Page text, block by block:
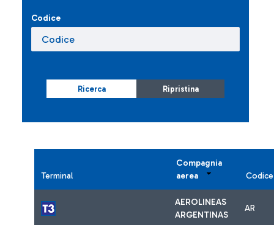
Codice
Ricerca Ripristina
Terminal
Compagnia
aerea
Codice
AEROLINEAS
ARGENTINAS
AR